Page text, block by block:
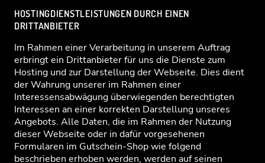
HOSTINGDIENSTLEISTUNGEN DURCH EINEN
DRITTANBIETER
Im Rahmen einer Verarbeitung in unserem Auftrag
erbringt ein Drittanbieter für uns die Dienste zum
Hosting und zur Darstellung der Webseite. Dies dient
der Wahrung unserer im Rahmen einer
Interessensabwägung überwiegenden berechtigten
Interessen an einer korrekten Darstellung unseres
Angebots. Alle Daten, die im Rahmen der Nutzung
dieser Webseite oder in dafür vorgesehenen
Formularen im Gutschein-Shop wie folgend
beschrieben erhoben werden, werden auf seinen